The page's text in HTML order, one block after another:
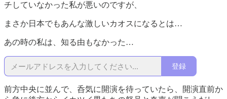
チしていなかった私が悪いのですが、
まさか日本でもあんな激しいカオスになるとは…
あの時の私は、知る由もなかった…
登録
前方中央に並んで、呑気に開演を待っていたら、開演直前か